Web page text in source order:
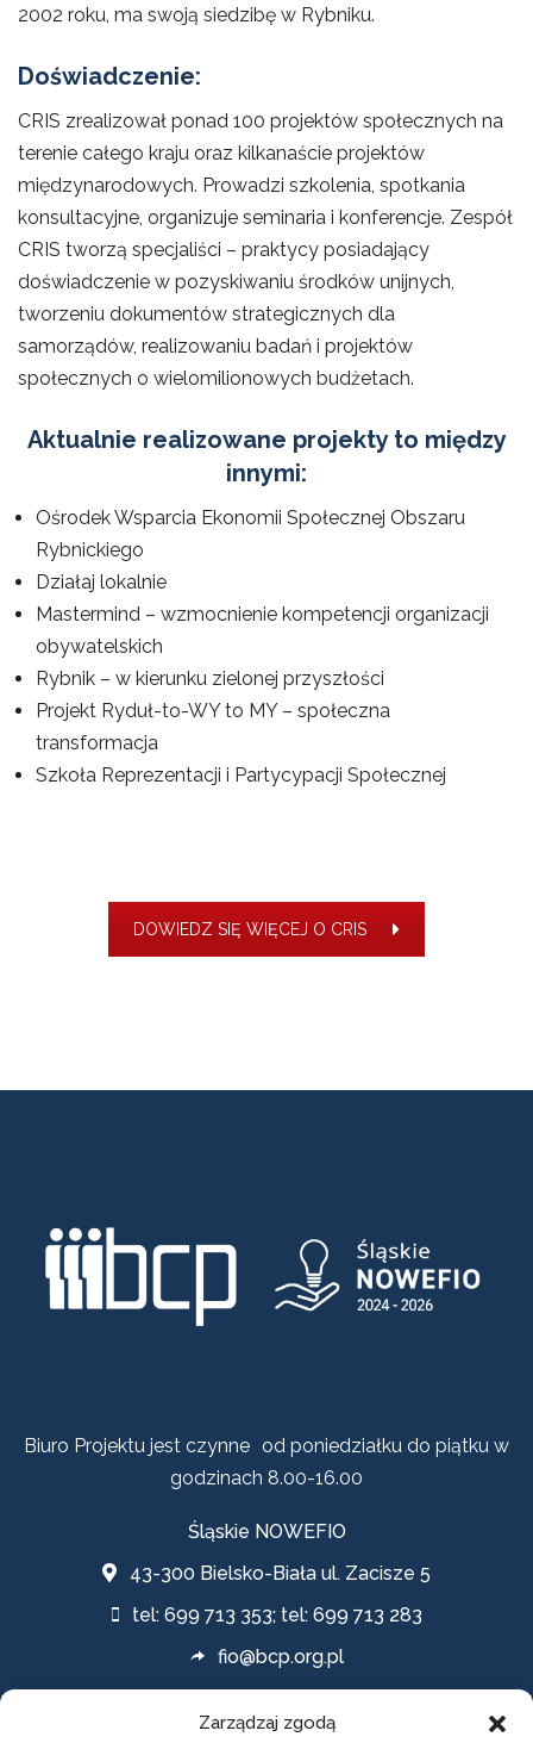
Zarządzaj zgodą
2002 roku, ma swoją siedzibę w Rybniku.
Doświadczenie:
CRIS zrealizował ponad 100 projektów społecznych na
terenie całego kraju oraz kilkanaście projektów
międzynarodowych. Prowadzi szkolenia, spotkania
konsultacyjne, organizuje seminaria i konferencje. Zespół
CRIS tworzą specjaliści – praktycy posiadający
doświadczenie w pozyskiwaniu środków unijnych,
tworzeniu dokumentów strategicznych dla
samorządów, realizowaniu badań i projektów
społecznych o wielomilionowych budżetach.
Aktualnie realizowane projekty to między
innymi:
Ośrodek Wsparcia Ekonomii Społecznej Obszaru
Rybnickiego
Działaj lokalnie
Mastermind – wzmocnienie kompetencji organizacji
obywatelskich
Rybnik – w kierunku zielonej przyszłości
Projekt Ryduł-to-WY to MY – społeczna
transformacja
Szkoła Reprezentacji i Partycypacji Społecznej
DOWIEDZ SIĘ WIĘCEJ O CRIS
Biuro Projektu jest czynne od poniedziałku do piątku w
godzinach 8.00-16.00
Śląskie NOWEFIO
43-300 Bielsko-Biała ul. Zacisze 5
tel: 699 713 353; tel: 699 713 283
fio@bcp.org.pl